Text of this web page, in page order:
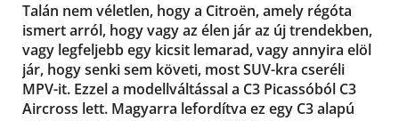
Talán nem véletlen, hogy a Citroën, amely régóta
ismert arról, hogy vagy az élen jár az új trendekben,
vagy legfeljebb egy kicsit lemarad, vagy annyira elöl
jár, hogy senki sem követi, most SUV-kra cseréli
MPV-it. Ezzel a modellváltással a C3 Picassóból C3
Aircross lett. Magyarra lefordítva ez egy C3 alapú